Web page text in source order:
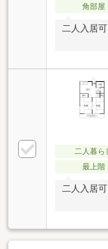
角部屋
二人入居
二人暮ら
最上階
二人入居